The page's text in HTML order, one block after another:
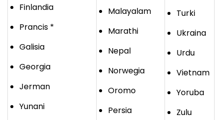
Finlandia
Prancis *
Galisia
Georgia
Jerman
Yunani
Malayalam
Marathi
Nepal
Norwegia
Oromo
Persia
Turki
Ukraina
Urdu
Vietnam
Yoruba
Zulu